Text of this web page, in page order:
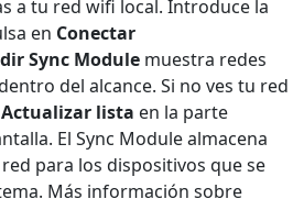
a tu red wifi local. Introduce la
en Conectar
Sync Module muestra redes
del alcance. Si no ves tu red
Actualizar lista en la parte
El Sync Module almacena
para los dispositivos que se
Más información sobre